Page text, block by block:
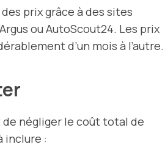
prix grâce à des sites
ou AutoScout24. Les prix
d’un mois à l’autre.
négliger le coût total de
inclure :